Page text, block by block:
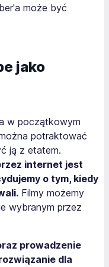
może być
jako
w początkowym
potraktować
ją z etatem.
internet jest
o tym, kiedy
Filmy możemy
wybranym przez
prowadzenie
dla